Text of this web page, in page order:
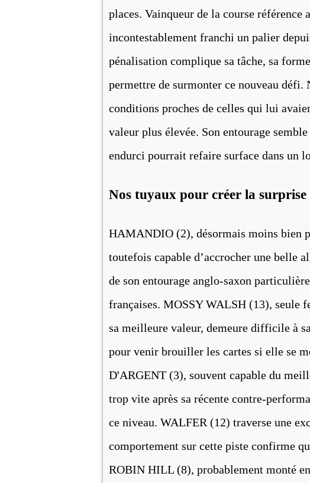
places. Vainqueur de la course
incontestablement franchi un palier
pénalisation complique sa tâche, sa
permettre de surmonter ce nouveau
conditions proches de celles qui lui
valeur plus élevée. Son entourage
endurci pourrait refaire surface dans un
Nos tuyaux pour créer la
HAMANDIO (2), désormais moins bien
toutefois capable d’accrocher une belle
de son entourage anglo-saxon
françaises. MOSSY WALSH (13), seule
sa meilleure valeur, demeure difficile à
pour venir brouiller les cartes si elle se
D'ARGENT (3), souvent capable du
trop vite après sa récente contre-
ce niveau. WALFER (12) traverse une
comportement sur cette piste confirme
ROBIN HILL (8), probablement monté